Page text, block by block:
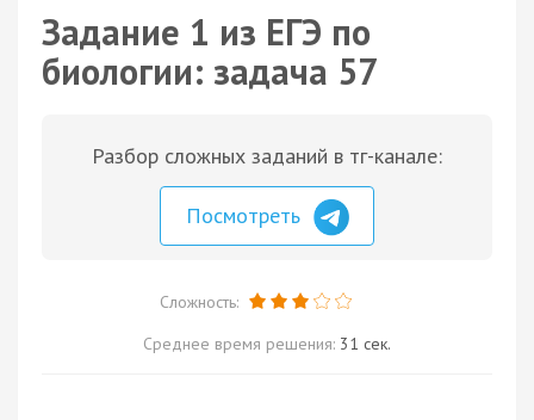
Задание 1 из ЕГЭ по
биологии: задача 57
Разбор сложных заданий в тг-канале:
Посмотреть
Сложность:
Среднее время решения: 31 сек.